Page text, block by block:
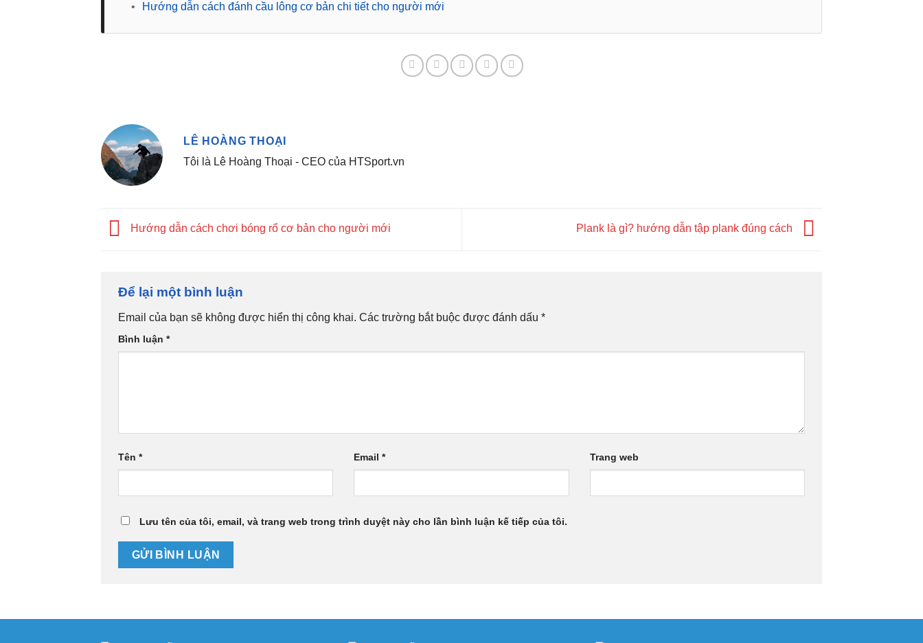
•
Hướng dẫn cách đánh cầu lông cơ bản chi tiết cho người mới
LÊ HOÀNG THOẠI
Tôi là Lê Hoàng Thoại - CEO của HTSport.vn
Hướng dẫn cách chơi bóng rổ cơ bản cho người mới Plank là gì? hướng dẫn tập plank đúng cách
Để lại một bình luận
Email của bạn sẽ không được hiển thị công khai. Các trường bắt buộc được đánh dấu *
Bình luận *
Tên * Email* Trang web
Lưu tên của tôi, email, và trang web trong trình duyệt này cho lần bình luận kế tiếp của tôi.